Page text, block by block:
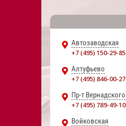
Автозаводская
+7 (495) 150-29-85
Алтуфьево
+7 (495) 846-00-27
Пр-т Вернадского
+7 (495) 789-49-10
Войковская